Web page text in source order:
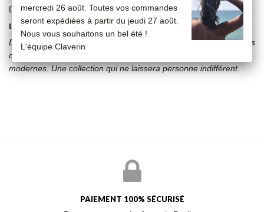
Diamants : 0,036 carats
LA COLLECTION KISS
Des étoiles, des vanités, des diamants, la collection Kiss casse les
codes en associant la perle intemporelle à des sujets résolument
modernes. Une collection qui ne laissera personne indifférent.
PAIEMENT 100% SÉCURISÉ
mercredi 26 août. Toutes vos commandes
seront expédiées à partir du jeudi 27 août.
Nous vous souhaitons un bel été !
L'équipe Claverin